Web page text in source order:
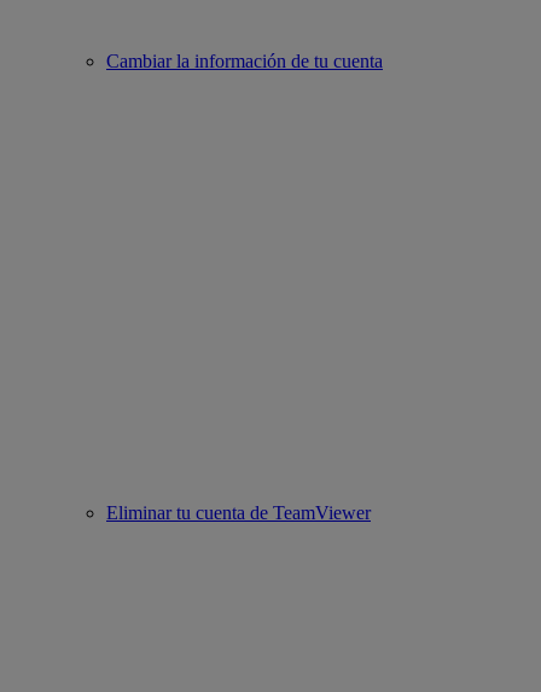
Cambiar la información de tu cuenta
Eliminar tu cuenta de TeamViewer